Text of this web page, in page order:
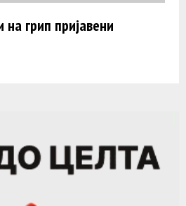
грип пријавени